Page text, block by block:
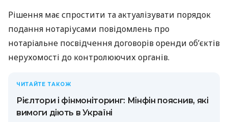
Рішення має спростити та актуалізувати порядок
подання нотаріусами повідомлень про
нотаріальне посвідчення договорів оренди об’єктів
нерухомості до контролюючих органів.
ЧИТАЙТЕ ТАКОЖ
Рієлтори і фінмоніторинг: Мінфін пояснив, які
вимоги діють в Україні